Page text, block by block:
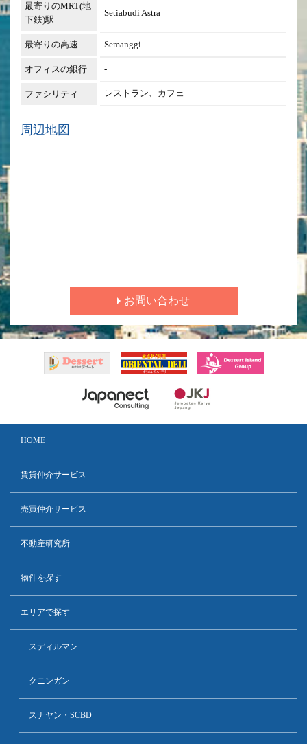
最寄りのMRT(地
下鉄)駅
Setiabudi Astra
最寄りの高速 Semanggi
オフィスの銀行 -
ファシリティ レストラン、カフェ
周辺地図
お問い合わせ
HOME
賃貸仲介サービス
売買仲介サービス
不動産研究所
物件を探す
エリアで探す
スディルマン
クニンガン
スナヤン・SCBD